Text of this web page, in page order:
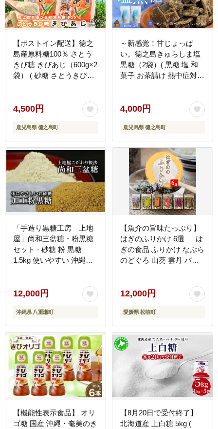
【ポストイン配送】徳之
島産原料糖100％ さとう
きび糖 きびあじ（600g×2
袋） ( 砂糖 さとうきび糖
鹿児島 奄美 ポストイン配
送 レターパックライト 上
野砂糖 )
4,500円
鹿児島県 徳之島町
～新感覚！甘じょっぱ
い。徳之島きゅらしま塩
黒糖（2袋）( 黒糖 塩 和
菓子 お茶請け 熱中症対策
い レターパックプラス )
4,000円
鹿児島県 徳之島町
「手造り黒糖工房 上地
屋」尚和三盆糖・粉黒糖
セット - 砂糖 粉 黒糖
1.5kg 使いやすい 沖縄県
沖縄県産 八重瀬町【価格
12,000円
沖縄県 八重瀬町
【魚介の旨味たっぷり】
はぎのふりかけ 6選 ｜ は
ぎの食品 ふりかけ なぶら
のどぐろ 山葵 雲丹 バタ
のお供 愛媛県 松前町
12,000円
愛媛県 松前町
【機能性表示食品】 オリ
ゴ糖 国産 沖縄・奄美のき
【8月20日で受付終了】
北海道産 上白糖 5kg (